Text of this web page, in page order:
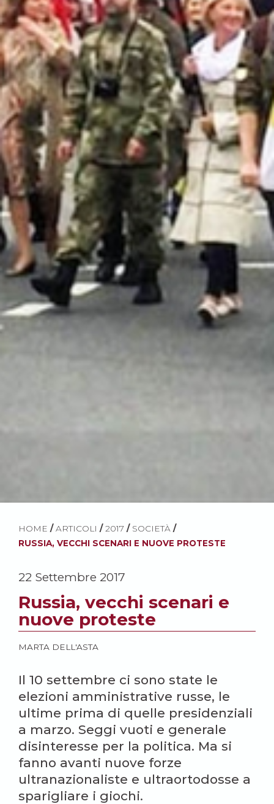
HOME / ARTICOLI / 2017 / SOCIETÀ /
RUSSIA, VECCHI SCENARI E NUOVE PROTESTE
22 Settembre 2017
Russia, vecchi scenari e
nuove proteste
MARTA DELL'ASTA
Il 10 settembre ci sono state le
elezioni amministrative russe, le
ultime prima di quelle presidenziali
a marzo. Seggi vuoti e generale
disinteresse per la politica. Ma si
fanno avanti nuove forze
ultranazionaliste e ultraortodosse a
sparigliare i giochi.